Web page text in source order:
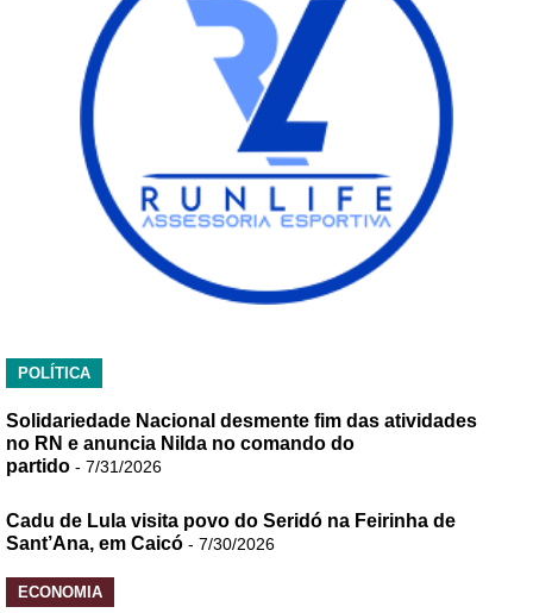
POLÍTICA
Solidariedade Nacional desmente fim das atividades
no RN e anuncia Nilda no comando do
partido - 7/31/2026
Cadu de Lula visita povo do Seridó na Feirinha de
Sant’Ana, em Caicó - 7/30/2026
ECONOMIA